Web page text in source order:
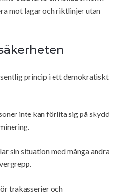
mot lagar och riktlinjer utan
princip i ett demokratiskt
inte kan förlita sig på skydd
sin situation med många andra
trakasserier och